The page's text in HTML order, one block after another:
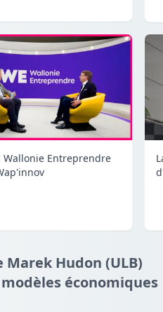
Wallonie Entreprendre
Marek Hudon (ULB)
économiques